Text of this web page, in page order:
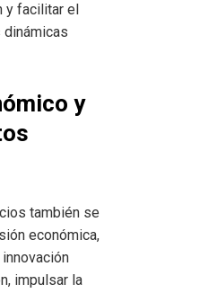
y facilitar el
dinámicas
y
también se
económica,
impulsar la